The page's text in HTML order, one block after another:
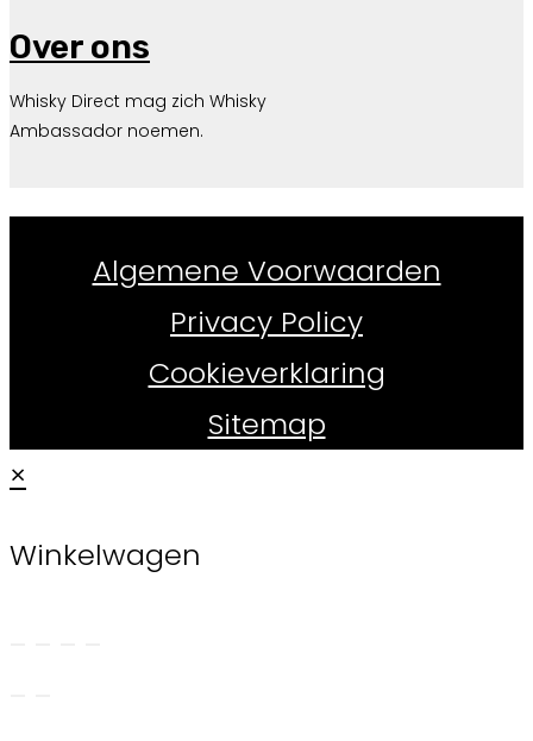
Over ons
Whisky Direct mag zich Whisky
Ambassador noemen.
Algemene Voorwaarden
Privacy Policy
Cookieverklaring
Sitemap
×
Winkelwagen